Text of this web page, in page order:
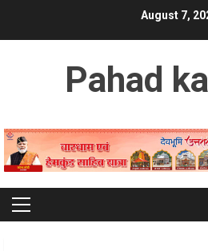
August 7,
Pahad
Primary